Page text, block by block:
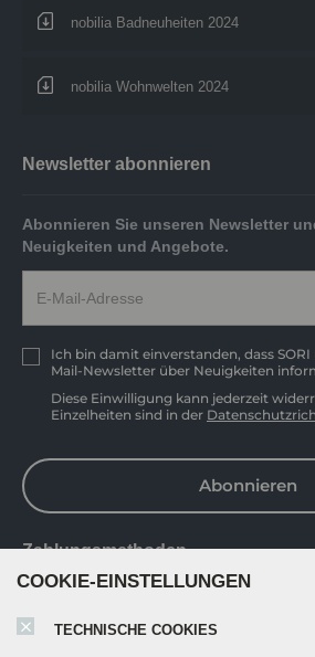
COOKIE-EINSTELLUNGEN
TECHNISCHE COOKIES
nobilia Badneuheiten 2024
nobilia Wohnwelten 2024
Newsletter abonnieren
Abonnieren Sie unseren Newsletter
Neuigkeiten und Angebote.
Ich bin damit einverstanden, dass
Mail-Newsletter über Neuigkeiten
Diese Einwilligung kann jederzeit
Einzelheiten sind in der
Abonnieren
Zahlungsmethoden